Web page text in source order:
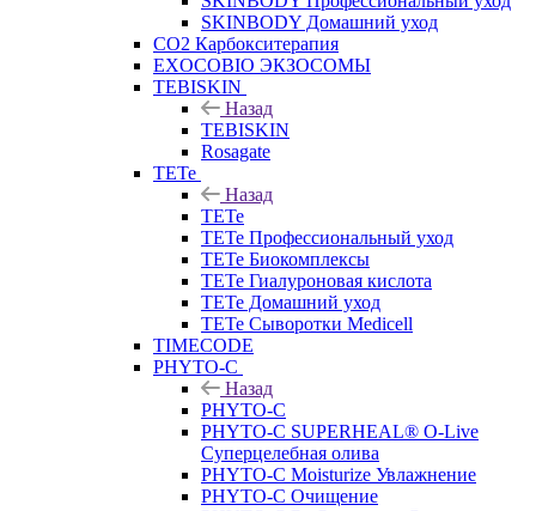
SKINBODY Домашний уход
CO2 Карбокситерапия
EXOCOBIO ЭКЗОСОМЫ
TEBISKIN
Назад
TEBISKIN
Rosagate
TETe
Назад
TETe
TETe Профессиональный уход
TETe Биокомплексы
TETe Гиалуроновая кислота
TETe Домашний уход
TETe Сыворотки Medicell
TIMECODE
PHYTO-C
Назад
PHYTO-C
PHYTO-C SUPERHEAL® O-Live
Суперцелебная олива
PHYTO-C Moisturize Увлажнение
PHYTO-C Очищение